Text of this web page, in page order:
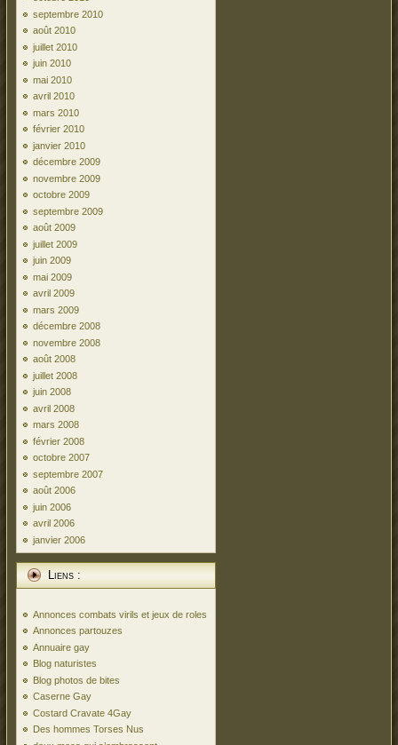
septembre 2010
août 2010
juillet 2010
juin 2010
mai 2010
avril 2010
mars 2010
février 2010
janvier 2010
décembre 2009
novembre 2009
octobre 2009
septembre 2009
août 2009
juillet 2009
juin 2009
mai 2009
avril 2009
mars 2009
décembre 2008
novembre 2008
août 2008
juillet 2008
juin 2008
avril 2008
mars 2008
février 2008
octobre 2007
septembre 2007
août 2006
juin 2006
avril 2006
janvier 2006
Liens :
Annonces combats virils et jeux de roles
Annonces partouzes
Annuaire gay
Blog naturistes
Blog photos de bites
Caserne Gay
Costard Cravate 4Gay
Des hommes Torses Nus